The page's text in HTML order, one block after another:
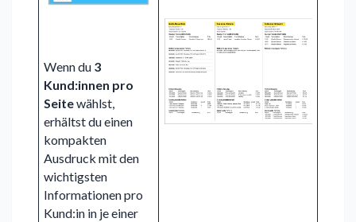
Wenn du 3
Kund:innen pro
Seitewählst,
erhältst du einen
kompakten
Ausdruck mit den
wichtigsten
Informationen pro
Kund:in in je einer